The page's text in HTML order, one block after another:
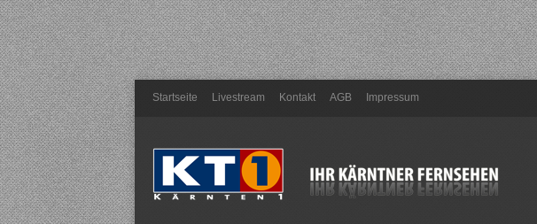
Startseite Livestream Kontakt AGB Impressum